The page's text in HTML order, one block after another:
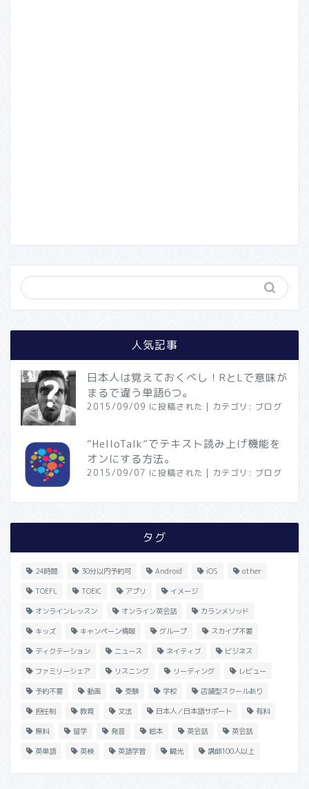
人気記事
日本人は覚えておくべし！RとLで意味が
まるで違う単語6つ。
2015/09/09 に投稿された | カテゴリ: ブログ
“HelloTalk”でテキスト読み上げ機能を
オンにする方法。
2015/09/07 に投稿された | カテゴリ: ブログ
タグ
24時間 30分以内予約可 Android iOS other
TOEFL TOEIC アプリ イメージ
オンラインレッスン オンライン英会話 カランメソッド
キッズ キャンペーン情報 グループ スカイプ不要
ディクテーション ニュース ネイティブ ビジネス
ファミリーシェア リスニング リーディング レビュー
予約不要 動画 受験 学校 店舗型スクールあり
担任制 教育 文法 日本人／日本語サポート 有料
無料 留学 発音 絵本 英会話 英会話
英単語 英検 英語学習 観光 講師100人以上